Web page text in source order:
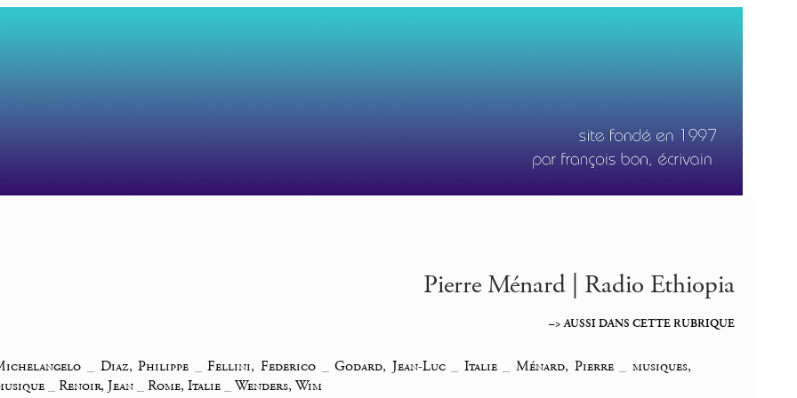
Pierre Ménard | Radio Ethiopia
–> AUSSI DANS CETTE RUBRIQUE
_ Diaz, Philippe _Fellini, Federico_Godard, Jean-Luc_ Italie_Ménard, Pierre_ musiques,
_Renoir, Jean _Rome, Italie _Wenders, Wim